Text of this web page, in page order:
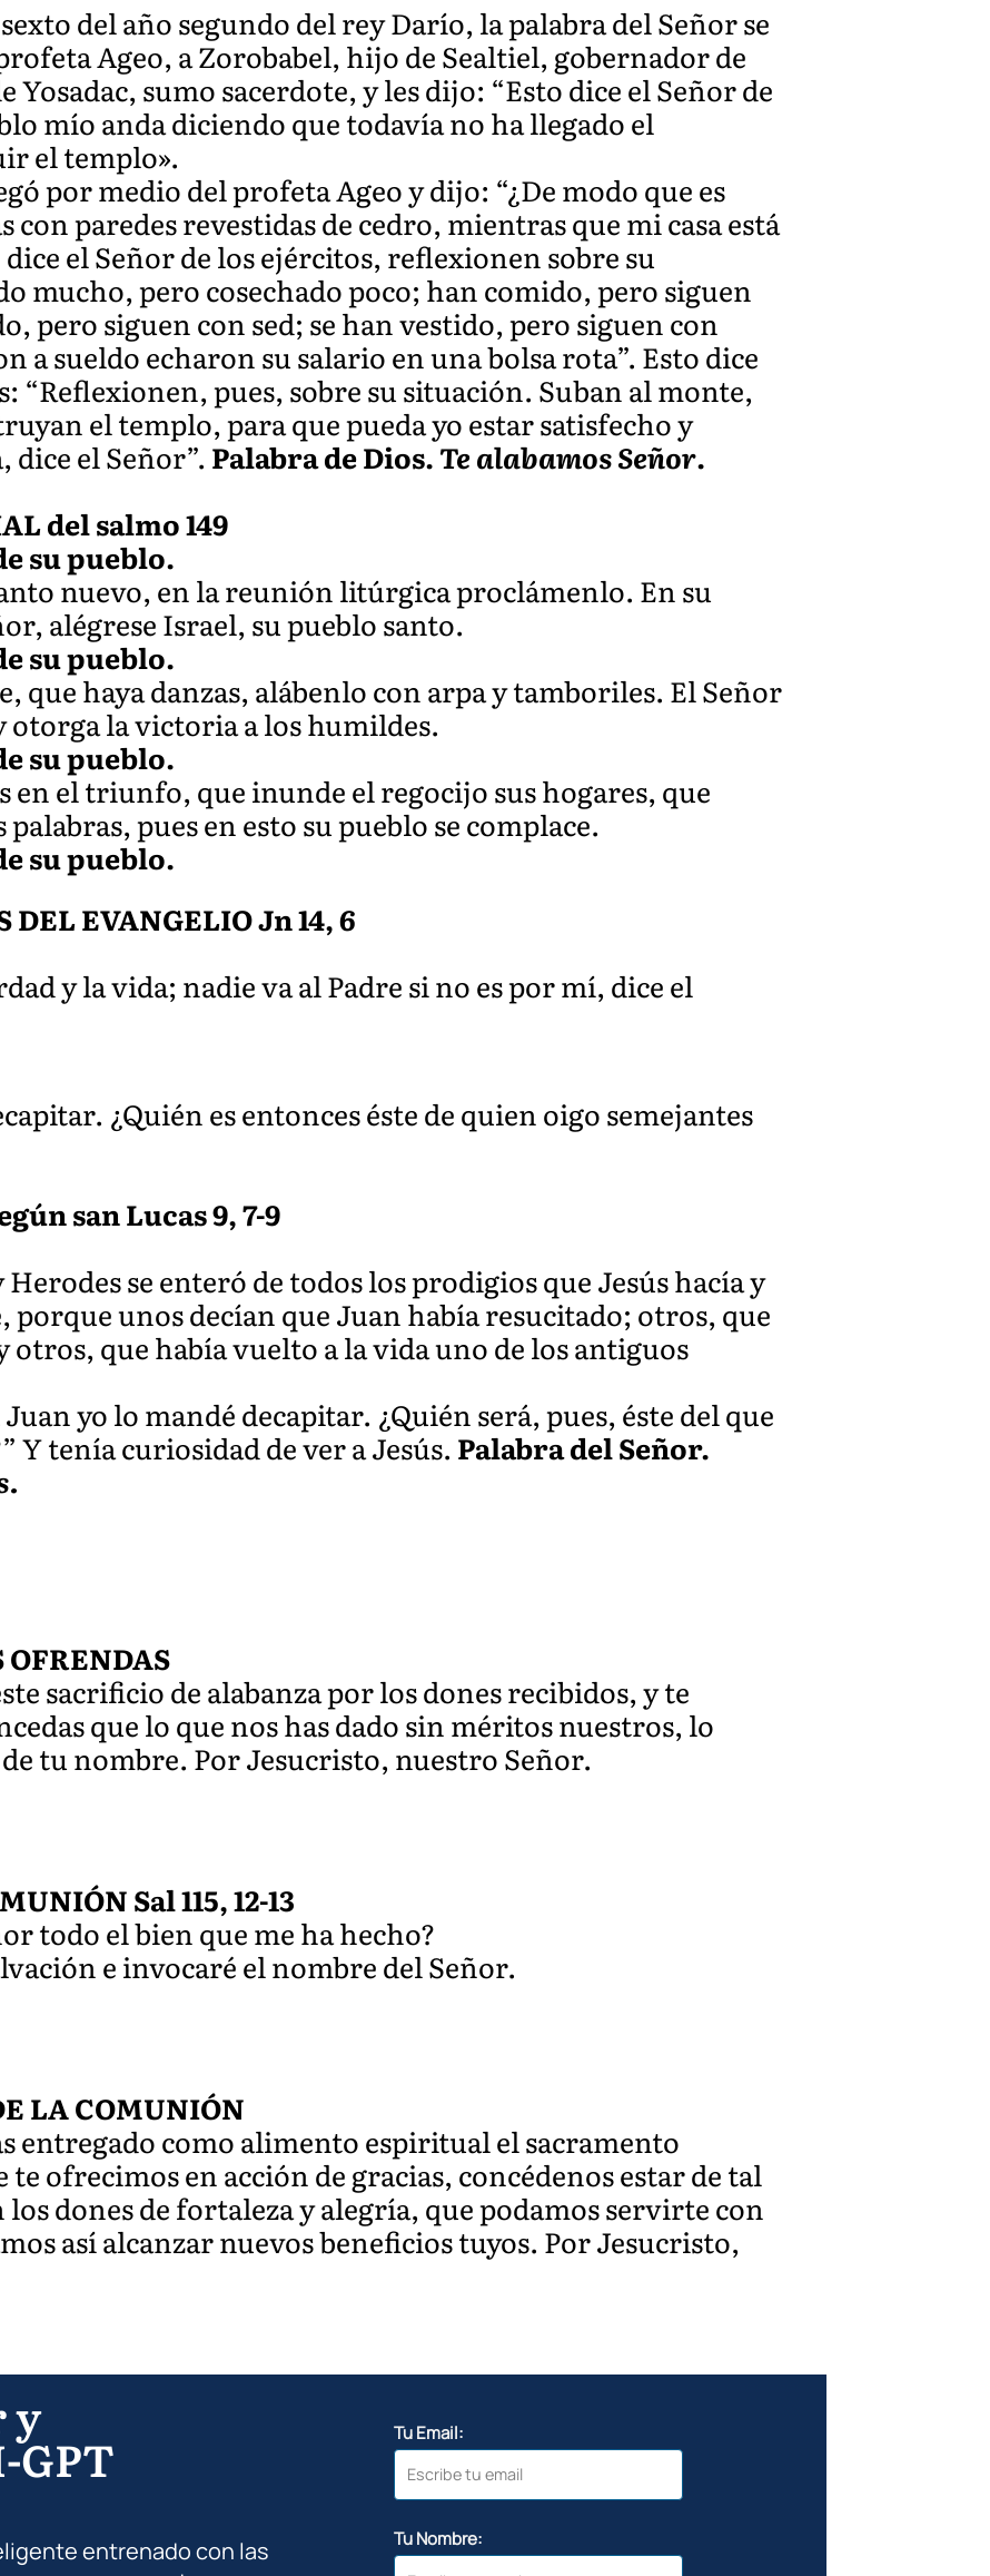
del año segundo del rey Darío, la palabra del Señor se
Ageo, a Zorobabel, hijo de Sealtiel, gobernador de
Yosadac, sumo sacerdote, y les dijo: “Esto dice el Señor de
mío anda diciendo que todavía no ha llegado el
el templo».
por medio del profeta Ageo y dijo: “¿De modo que es
con paredes revestidas de cedro, mientras que mi casa está
el Señor de los ejércitos, reflexionen sobre su
mucho, pero cosechado poco; han comido, pero siguen
pero siguen con sed; se han vestido, pero siguen con
a sueldo echaron su salario en una bolsa rota”. Esto dice
“Reflexionen, pues, sobre su situación. Suban al monte,
el templo, para que pueda yo estar satisfecho y
el Señor”. Palabra de Dios.Te alabamos Señor.
del salmo 149
su pueblo.
nuevo, en la reunión litúrgica proclámenlo. En su
alégrese Israel, su pueblo santo.
su pueblo.
que haya danzas, alábenlo con arpa y tamboriles. El Señor
otorga la victoria a los humildes.
su pueblo.
en el triunfo, que inunde el regocijo sus hogares, que
pues en esto su pueblo se complace.
su pueblo.
EVANGELIO Jn 14, 6
y la vida; nadie va al Padre si no es por mí, dice el
¿Quién es entonces éste de quien oigo semejantes
san Lucas 9, 7-9
se enteró de todos los prodigios que Jesús hacía y
porque unos decían que Juan había resucitado; otros, que
otros, que había vuelto a la vida uno de los antiguos
yo lo mandé decapitar. ¿Quién será, pues, éste del que
Y tenía curiosidad de ver a Jesús. Palabra del Señor.
OFRENDAS
sacrificio de alabanza por los dones recibidos, y te
que lo que nos has dado sin méritos nuestros, lo
tu nombre. Por Jesucristo, nuestro Señor.
Sal 115, 12-13
todo el bien que me ha hecho?
e invocaré el nombre del Señor.
LA COMUNIÓN
entregado como alimento espiritual el sacramento
ofrecimos en acción de gracias, concédenos estar de tal
dones de fortaleza y alegría, que podamos servirte con
así alcanzar nuevos beneficios tuyos. Por Jesucristo,
y
GPT
entrenado con las
Tu Email:
Tu Nombre: